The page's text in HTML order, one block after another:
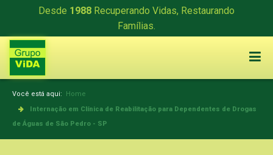
Desde 1988 Recuperando Vidas, Restaurando
Famílias.
Você está aqui: Home
Internação em Clínica de Reabilitação para Dependentes de Drogas
de Águas de São Pedro - SP